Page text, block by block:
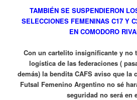
TAMBIÉN SE SUSPENDIERON
SELECCIONES FEMENINAS C17 Y
EN COMODORO
Con un cartelito insignificante y no
logística de las federaciones (
demás) la bendita CAFS aviso que la
Futsal Femenino Argentino no sé
seguridad no será en